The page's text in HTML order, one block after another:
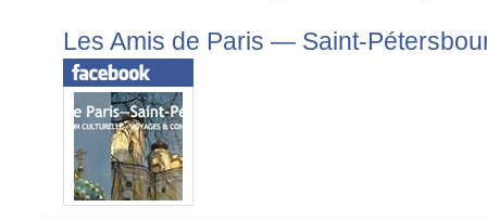
Les Amis de Paris — Saint-